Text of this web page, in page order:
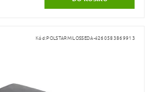
Kód:POLSTARMILOSSEDA-4260583869913